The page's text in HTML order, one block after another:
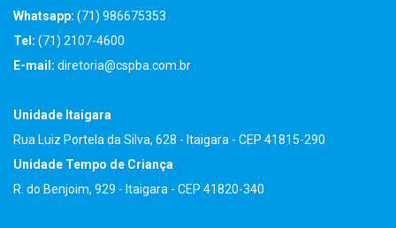
Whatsapp: (71) 986675353
Tel: (71) 2107-4600
E-mail: diretoria@cspba.com.br
Unidade Itaigara
Rua Luiz Portela da Silva, 628 - Itaigara - CEP 41815-290
Unidade Tempo de Criança
R. do Benjoim, 929 - Itaigara - CEP 41820-340